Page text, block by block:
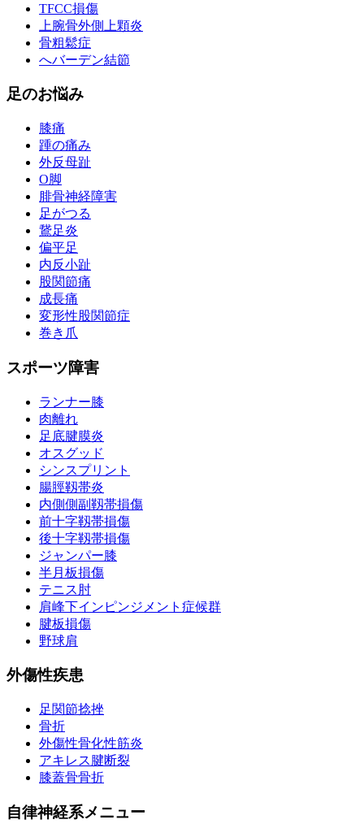
TFCC損傷
上腕骨外側上顆炎
骨粗鬆症
へバーデン結節
足のお悩み
膝痛
踵の痛み
外反母趾
О脚
腓骨神経障害
足がつる
鵞足炎
偏平足
内反小趾
股関節痛
成長痛
変形性股関節症
巻き爪
スポーツ障害
ランナー膝
肉離れ
足底腱膜炎
オスグッド
シンスプリント
腸脛靱帯炎
内側側副靱帯損傷
前十字靱帯損傷
後十字靱帯損傷
ジャンパー膝
半月板損傷
テニス肘
肩峰下インピンジメント症候群
腱板損傷
野球肩
外傷性疾患
足関節捻挫
骨折
外傷性骨化性筋炎
アキレス腱断裂
膝蓋骨骨折
自律神経系メニュー